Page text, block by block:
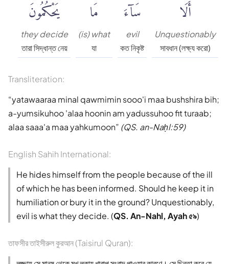
أَلَا
Unquestionably
সাবধান (লক্ষ্য করো)
سَآءَ
evil
কত নিকৃষ্ট
مَا
(is) what
যা
يَحْكُمُونَ
they decide
তারা সিদ্ধান্ত নেয়
Transliteration:
yatawaaraa minal qawmimin sooo'i maa bushshira bih;
a-yumsikuhoo 'alaa hoonin am yadussuhoo fit turaab;
alaa saaa'a maa yahkumoon (QS. an-Naḥl:59)
English Sahih International:
He hides himself from the people because of the ill
of which he has been informed. Should he keep it in
humiliation or bury it in the ground? Unquestionably,
evil is what they decide. (QS. An-Nahl, Ayah ৫৯)
তাফসীর তাইসীরুল কুরআন (Taisirul Quran):